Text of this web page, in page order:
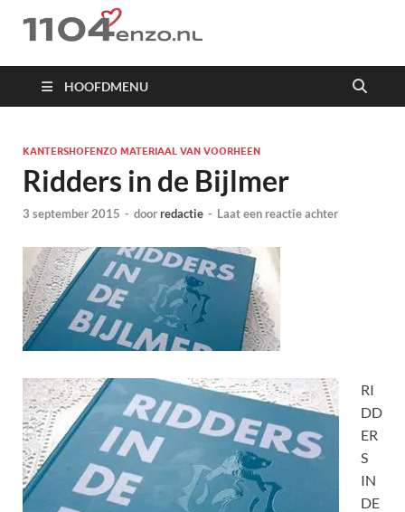
1104 en zo
HOOFDMENU
KANTERSHOFENZO MATERIAAL VAN VOORHEEN
Ridders in de Bijlmer
3 september 2015 - doorredactie - Laat een reactie achter
RI
DD
ER
S
IN
DE